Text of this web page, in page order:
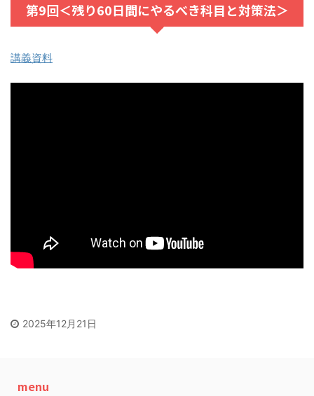
第9回＜残り60日間にやるべき科目と対策法＞
講義資料
2025年12月21日
menu